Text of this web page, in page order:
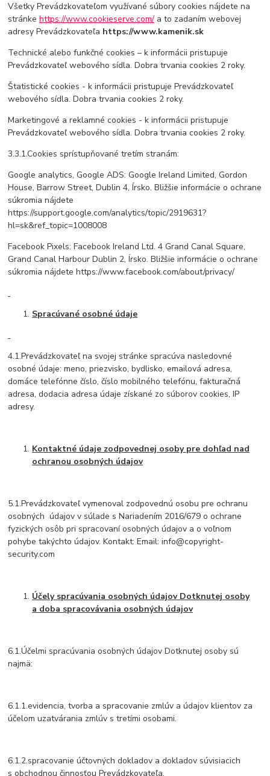
Všetky Prevádzkovateľom využívané súbory cookies nájdete na
stránkehttps://www.cookieserve.com/ a to zadaním webovej
adresy Prevádzkovateľa https://www.kamenik.sk
Technické alebo funkčné cookies – k informácii pristupuje
Prevádzkovateľ webového sídla. Dobra trvania cookies 2 roky.
Štatistické cookies - k informácii pristupuje Prevádzkovateľ
webového sídla. Dobra trvania cookies 2 roky.
Marketingové a reklamné cookies - k informácii pristupuje
Prevádzkovateľ webového sídla. Dobra trvania cookies 2 roky.
3.3.1.Cookies sprístupňované tretím stranám:
Google analytics, Google ADS: Google Ireland Limited, Gordon
House, Barrow Street, Dublin 4, Írsko. Bližšie informácie o ochrane
súkromia nájdete
https://support.google.com/analytics/topic/2919631?
hl=sk&ref_topic=1008008
Facebook Pixels: Facebook Ireland Ltd. 4 Grand Canal Square,
Grand Canal Harbour Dublin 2, Írsko. Bližšie informácie o ochrane
súkromia nájdete https://www.facebook.com/about/privacy/
Spracúvané osobné údaje
4.1.Prevádzkovateľ na svojej stránke spracúva nasledovné
osobné údaje: meno, priezvisko, bydlisko, emailová adresa,
domáce telefónne číslo, číslo mobilného telefónu, fakturačná
adresa, dodacia adresa údaje získané zo súborov cookies, IP
adresy.
Kontaktné údaje zodpovednej osoby pre dohľad nad
ochranou osobných údajov
5.1.Prevádzkovateľ vymenoval zodpovednú osobu pre ochranu
osobných údajov v súlade s Nariadením 2016/679 o ochrane
fyzických osôb pri spracovaní osobných údajov a o voľnom
pohybe takýchto údajov. Kontakt: Email: info@copyright-
security.com
Účely spracúvania osobných údajov Dotknutej osoby
a doba spracovávania osobných údajov
6.1.Účelmi spracúvania osobných údajov Dotknutej osoby sú
najmä:
6.1.1.evidencia, tvorba a spracovanie zmlúv a údajov klientov za
účelom uzatvárania zmlúv s tretími osobami.
6.1.2.spracovanie účtovných dokladov a dokladov súvisiacich
s obchodnou činnosťou Prevádzkovateľa.